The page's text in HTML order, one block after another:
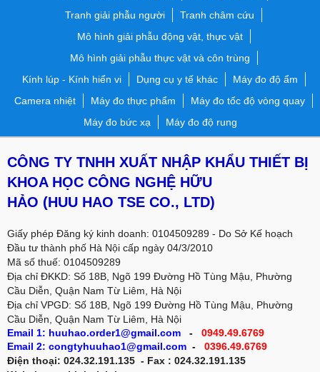
Tranh giải phẫu người
Tranh châm cứu
Mô hình giải phẫu động vật, thực vật
Mô hình giải phẫu thực vật và côn trùng
Kính lúp - Kính hiển vi
Dụng cụ y tế khác
Máy đo độ ẩm
Camera nhiệt
Máy đo thực phẩm
Máy đo tốc độ vòng quay
Máy đo bức xạ
Máy đo độ rung
CÔNG TY TNHH XUẤT NHẬP KHẨU THIẾT BỊ
KHOA HỌC CÔNG NGHỆ HỮU
HẢO (HUU HAO TSE CO., LTD)
Giấy phép Đăng ký kinh doanh: 0104509289 - Do Sở Kế hoạch
Đầu tư thành phố Hà Nội cấp ngày 04/3/2010
Mã số thuế: 0104509289
Địa chỉ ĐKKD: Số 18B, Ngõ 199 Đường Hồ Tùng Mậu, Phường
Cầu Diễn, Quận Nam Từ Liêm, Hà Nội
Địa chỉ VPGD: Số 18B, Ngõ 199 Đường Hồ Tùng Mậu, Phường
Cầu Diễn, Quận Nam Từ Liêm, Hà Nội
Email 1: huuhao.order1@gmail.com
-
0949.49.6769
Email 2: congtyhuuhao1@gmail.com -
0396.49.6769
Điện thoại: 024.32.191.135 - Fax : 024.32.191.135